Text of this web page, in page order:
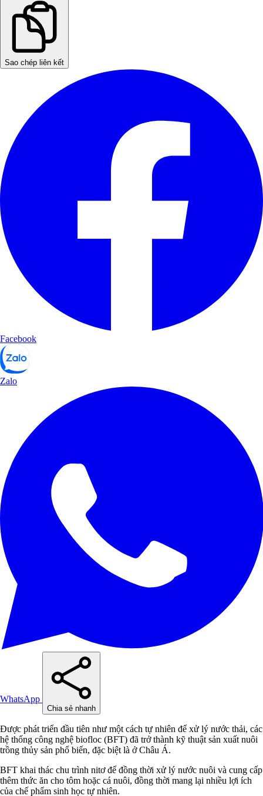
Sao chép liên kết
Facebook
Zalo
WhatsApp
Chia sẻ nhanh
Được phát triển đầu tiên như một cách tự nhiên để xử lý nước thải, các
hệ thống công nghệ biofloc (BFT) đã trở thành kỹ thuật sản xuất nuôi
trồng thủy sản phổ biến, đặc biệt là ở Châu Á.
BFT khai thác chu trình nitơ để đồng thời xử lý nước nuôi và cung cấp
thêm thức ăn cho tôm hoặc cá nuôi, đồng thời mang lại nhiều lợi ích
của chế phẩm sinh học tự nhiên.